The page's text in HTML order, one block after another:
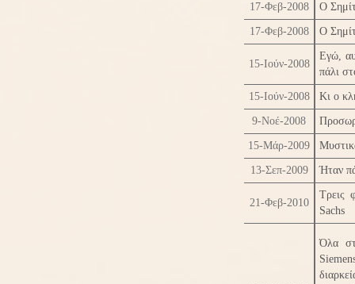
17-Φεβ-2008 Ο
17-Φεβ-2008 Ο
15-Ιούν-2008
Εγώ,
πάλι
15-Ιούν-2008 Κι ο
9-Νοέ-2008
15-Μάρ-2009
13-Σεπ-2009 Ήταν
21-Φεβ-2010
Τρεις
Sachs
Όλα